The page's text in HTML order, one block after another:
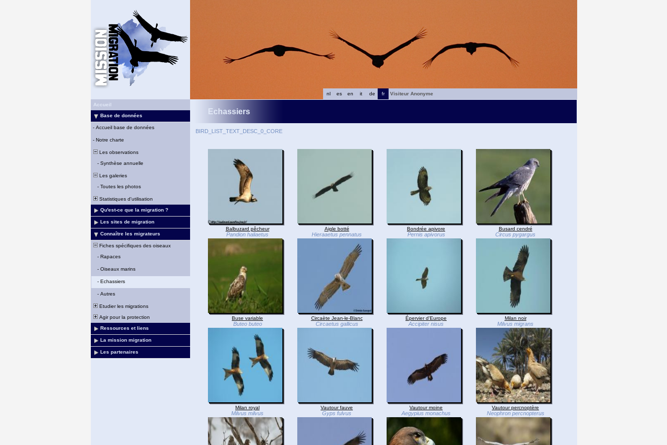
fr
de
it
en
es
nl
Visiteur Anonyme
Accueil
Base de données
- Accueil base de données
- Notre charte
Les observations
- Synthèse annuelle
Les galeries
- Toutes les photos
Statistiques d'utilisation
Qu'est-ce que la migration ?
Les sites de migration
Connaître les migrateurs
Fiches spécifiques des oiseaux
- Rapaces
- Oiseaux marins
- Echassiers
- Autres
Etudier les migrations
Agir pour la protection
Ressources et liens
La mission migration
Les partenaires
Echassiers
BIRD_LIST_TEXT_DESC_0_CORE
Balbuzard pêcheur
Pandion haliaetus
Aigle botté
Hieraaetus pennatus
Bondrée apivore
Pernis apivorus
Busard cendré
Circus pygargus
Buse variable
Buteo buteo
Circaète Jean-le-Blanc
Circaetus gallicus
Épervier d'Europe
Accipiter nisus
Milan noir
Milvus migrans
Milan royal
Milvus milvus
Vautour fauve
Gyps fulvus
Vautour moine
Aegypius monachus
Vautour percnoptère
Neophron percnopterus